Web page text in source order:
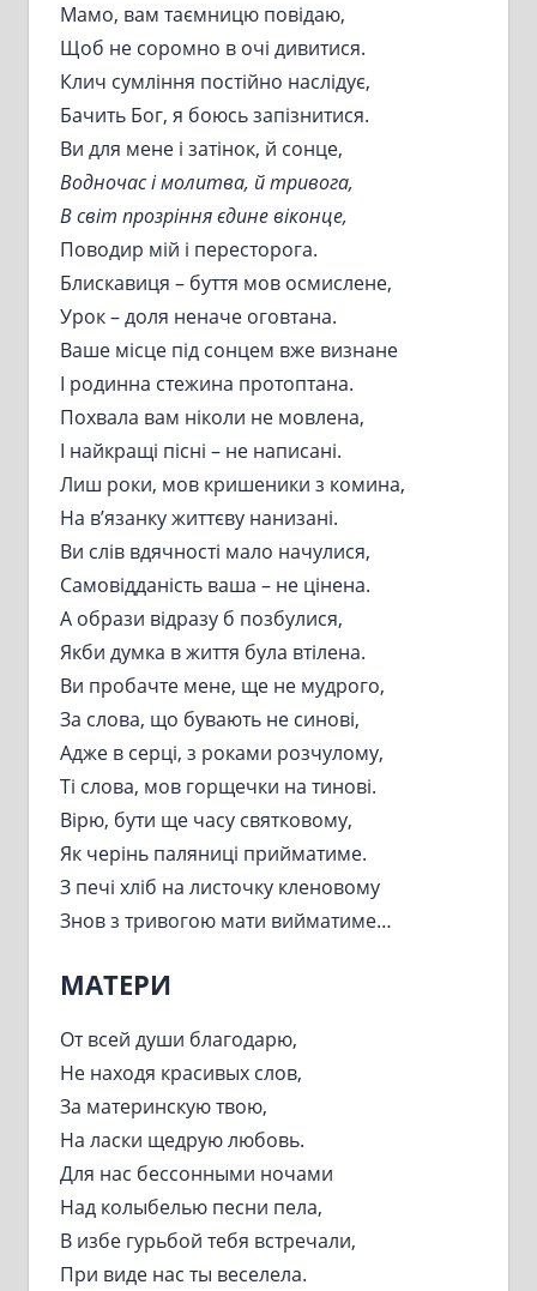
Мамо, вам таємницю повідаю,
Щоб не соромно в очі дивитися.
Клич сумління постійно наслідує,
Бачить Бог, я боюсь запізнитися.
Ви для мене і затінок, й сонце,
Водночас і молитва, й тривога,
В світ прозріння єдине віконце,
Поводир мій і пересторога.
Блискавиця – буття мов осмислене,
Урок – доля неначе оговтана.
Ваше місце під сонцем вже визнане
І родинна стежина протоптана.
Похвала вам ніколи не мовлена,
І найкращі пісні – не написані.
Лиш роки, мов кришеники з комина,
На в’язанку життєву нанизані.
Ви слів вдячності мало начулися,
Самовідданість ваша – не цінена.
А образи відразу б позбулися,
Якби думка в життя була втілена.
Ви пробачте мене, ще не мудрого,
За слова, що бувають не синові,
Адже в серці, з роками розчулому,
Ті слова, мов горщечки на тинові.
Вірю, бути ще часу святковому,
Як черінь паляниці прийматиме.
З печі хліб на листочку кленовому
Знов з тривогою мати вийматиме…
МАТЕРИ
От всей души благодарю,
Не находя красивых слов,
За материнскую твою,
На ласки щедрую любовь.
Для нас бессонными ночами
Над колыбелью песни пела,
В избе гурьбой тебя встречали,
При виде нас ты веселела.